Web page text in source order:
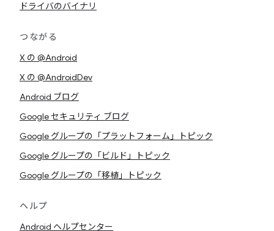
ドライバのバイナリ
つながる
X の @Android
X の @AndroidDev
Android ブログ
Google セキュリティ ブログ
Google グループの「プラットフォーム」トピック
Google グループの「ビルド」トピック
Google グループの「移植」トピック
ヘルプ
Android ヘルプセンター